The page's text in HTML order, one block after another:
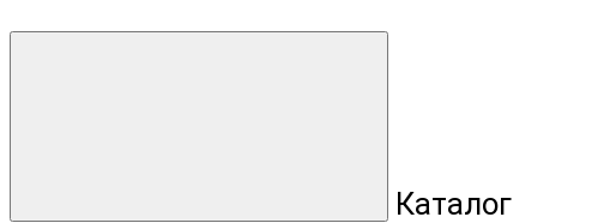
Каталог